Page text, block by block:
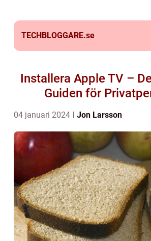
TECHBLOGGARE.se
Installera Apple TV –
Guiden för
04 januari 2024 Jon Larsson